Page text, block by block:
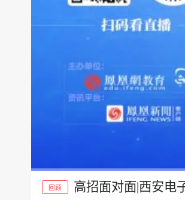
回顾 高招面对面|西安电